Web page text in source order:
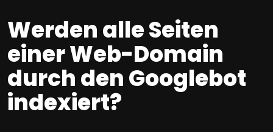
Werden alle Seiten
einer Web-Domain
durch den Googlebot
indexiert?